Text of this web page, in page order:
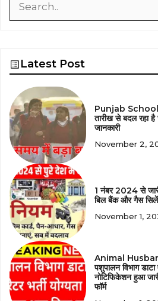
Latest Post
Punjab School
तारीख से बदल रहा
जानकारी
November 2,
1 नंबर 2024 से
बिल बैंक और गैस
November 1,
Animal
पशुपालन विभाग
नोटिफिकेशन हुआ
फॉर्म